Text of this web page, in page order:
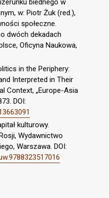
biednego w
w: Piotr Żuk (red.),
społeczne.
dwóch dekadach
Oficyna Naukowa,
in the Periphery:
Interpreted in Their
Context, „Europe-Asia
DOI:
kulturowy.
Wydawnictwo
Warszawa. DOI: